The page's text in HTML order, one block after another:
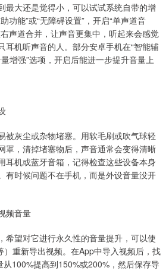
最大还是觉得小，可以试试系统自带的增
功能”或“无障碍设置”，开启“单声道音
声道合并，让声音更集中，听起来会感觉
耳机听声音的人。部分安卓手机在“智能辅
量增强”选项，开启后能进一步提升音量上
被灰尘或杂物堵塞。用软毛刷或吹气球轻
罩，清掉堵塞物后，声音通常会变得清晰
耳机或蓝牙音箱，记得检查这些设备本身
有时候问题不在手机，而是外设音量没开
频音量
希望对它进行永久性的音量提升，可以使
）重新导出视频。在App中导入视频后，找
从100%提高到150%或200%，然后保存导